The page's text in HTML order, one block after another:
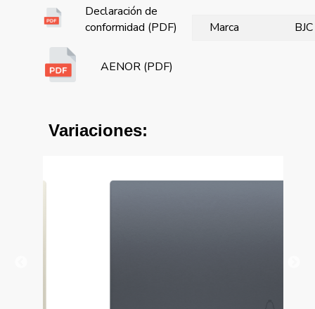
Declaración de
conformidad (PDF)
AENOR (PDF)
Marca BJC
Variaciones: